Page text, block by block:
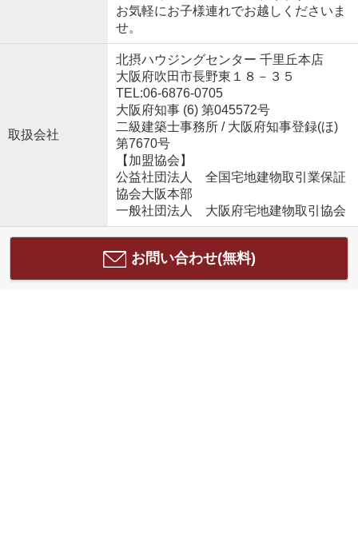
お気軽にお子様連れでお越しくださいま
せ。
取扱会社
北摂ハウジングセンター 千里丘本店
大阪府吹田市長野東１８－３５
TEL:06-6876-0705
大阪府知事 (6) 第045572号
二級建築士事務所 / 大阪府知事登録(ほ)
第7670号
【加盟協会】
公益社団法人 全国宅地建物取引業保証
協会大阪本部
一般社団法人 大阪府宅地建物取引協会
お問い合わせ(無料)